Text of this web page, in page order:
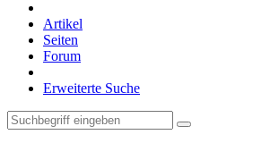
Artikel
Seiten
Forum
Erweiterte Suche